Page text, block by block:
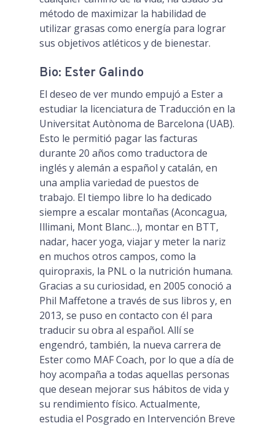
método de maximizar la habilidad de
utilizar grasas como energía para lograr
sus objetivos atléticos y de bienestar.
Bio: Ester Galindo
El deseo de ver mundo empujó a Ester a
estudiar la licenciatura de Traducción en la
Universitat Autònoma de Barcelona (UAB).
Esto le permitió pagar las facturas
durante 20 años como traductora de
inglés y alemán a español y catalán, en
una amplia variedad de puestos de
trabajo. El tiempo libre lo ha dedicado
siempre a escalar montañas (Aconcagua,
Illimani, Mont Blanc…), montar en BTT,
nadar, hacer yoga, viajar y meter la nariz
en muchos otros campos, como la
quiropraxis, la PNL o la nutrición humana.
Gracias a su curiosidad, en 2005 conoció a
Phil Maffetone a través de sus libros y, en
2013, se puso en contacto con él para
traducir su obra al español. Allí se
engendró, también, la nueva carrera de
Ester como MAF Coach, por lo que a día de
hoy acompaña a todas aquellas personas
que desean mejorar sus hábitos de vida y
su rendimiento físico. Actualmente,
estudia el Posgrado en Intervención Breve